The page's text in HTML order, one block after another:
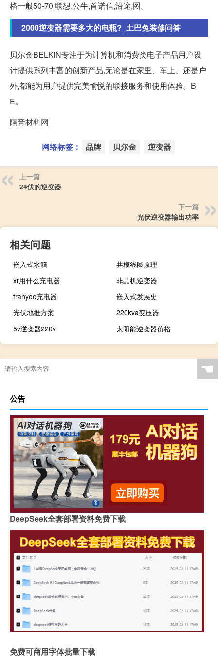
格一般50-70,联想,公牛,首诺信,沿途,图。
2000逆变器需要多大的电瓶?_土巴兔装修问答
贝尔金BELKIN专注于为计算机和消费类电子产品用户设
计提供系列丰富的创新产品,无论是在家里、车上、还是户
外,都能为用户提供完美愉悦的联接服务和使用体验。B
E。
隔音材料网
网络标签： 品牌 贝尔金 逆变器
上一篇
24伏的逆变器
下一篇
光伏逆变器输出功率
相关问题
嵌入式水箱
共模线圈原理
xr用什么充电器
非晶机逆变器
tranyoo充电器
嵌入式发展史
光伏地推方案
220kva变压器
5v逆变器220v
太阳能逆变器价格
☚
公告
DeepSeek全套部署资料免费下载
免费可商用字体批量下载